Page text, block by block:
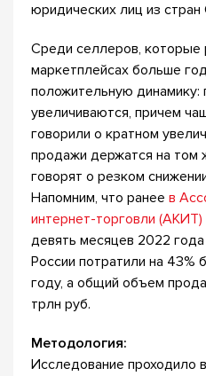
юридических лиц из стран
Среди селлеров, которые
маркетплейсах больше
положительную динамику:
увеличиваются, причем
говорили о кратном
продажи держатся на том
говорят о резком
Напомним, что ранее в
интернет-торговли (АКИТ)
девять месяцев 2022
России потратили на
году, а общий объем
трлн руб.
Методология:
Исследование проходило